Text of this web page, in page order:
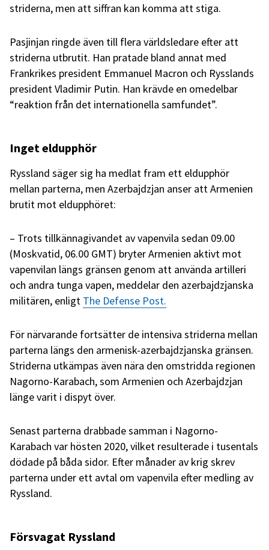
striderna, men att siffran kan komma att stiga.
Pasjinjan ringde även till flera världsledare efter att
striderna utbrutit. Han pratade bland annat med
Frankrikes president Emmanuel Macron och Rysslands
president Vladimir Putin. Han krävde en omedelbar
“reaktion från det internationella samfundet”.
Inget eldupphör
Ryssland säger sig ha medlat fram ett eldupphör
mellan parterna, men Azerbajdzjan anser att Armenien
brutit mot eldupphöret:
– Trots tillkännagivandet av vapenvila sedan 09.00
(Moskvatid, 06.00 GMT) bryter Armenien aktivt mot
vapenvilan längs gränsen genom att använda artilleri
och andra tunga vapen, meddelar den azerbajdzjanska
militären, enligt The Defense Post.
För närvarande fortsätter de intensiva striderna mellan
parterna längs den armenisk-azerbajdzjanska gränsen.
Striderna utkämpas även nära den omstridda regionen
Nagorno-Karabach, som Armenien och Azerbajdzjan
länge varit i dispyt över.
Senast parterna drabbade samman i Nagorno-
Karabach var hösten 2020, vilket resulterade i tusentals
dödade på båda sidor. Efter månader av krig skrev
parterna under ett avtal om vapenvila efter medling av
Ryssland.
Försvagat Ryssland